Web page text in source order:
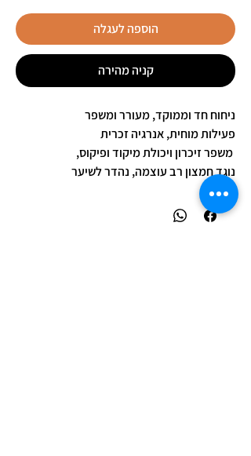
הוספה לעגלה
קניה מהירה
ניחוח חד וממוקד, מעורר ומשפר
פעילות מוחית, אנרגיה זכרית
משפר זיכרון ויכולת מיקוד ופיקוס,
נוגד חמצון רב עוצמה, נהדר לשיער